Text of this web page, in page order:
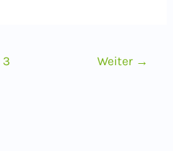
3 Weiter →